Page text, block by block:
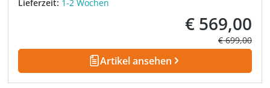
Lieferzeit: 1-2 Wochen
Verkaufspreis:
€ 569,00
Regulärer
€ 699,00
Artikel ansehen